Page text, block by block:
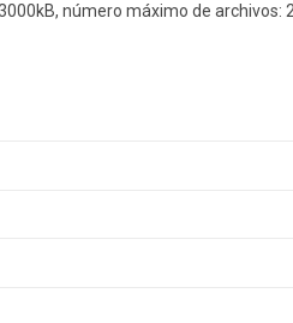
número máximo de archivos: